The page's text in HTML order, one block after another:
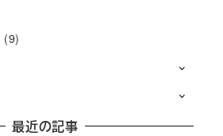
(9)
最近の記事